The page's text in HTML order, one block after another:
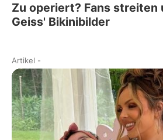
Zu operiert? Fans streiten
Geiss' Bikinibilder
Artikel -